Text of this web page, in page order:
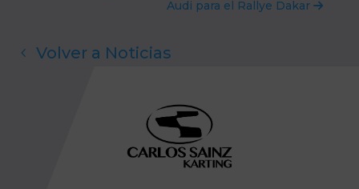
Audi para el Rallye Dakar
Volver a Noticias